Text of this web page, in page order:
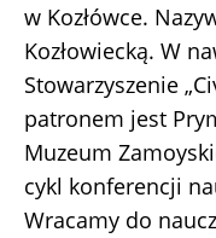
w Kozłówce.
Kozłowiecką. W
Stowarzyszenie
patronem jest
Muzeum
cykl konferencji
Wracamy do